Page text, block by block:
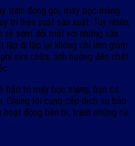
trình đóng gói, máy bọc màng
trì hiệu suất sản xuất. Tuy nhiên,
sẽ sớm đối mặt với những vấn
lặp đi lặp lại không chỉ làm giảm
sửa chữa, ảnh hưởng đến chất
trì máy bọc màng, bạn có
Chúng tôi cung cấp dịch vụ bảo
động bền bỉ, tránh những rủi